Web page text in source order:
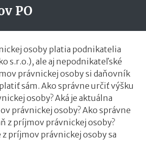
PO
osoby platia podnikatelia
s.r.o.), ale aj nepodnikateľské
právnickej osoby si daňovník
sám. Ako správne určiť výšku
osoby? Aká je aktuálna
právnickej osoby? Ako správne
z príjmov právnickej osoby?
z príjmov právnickej osoby sa